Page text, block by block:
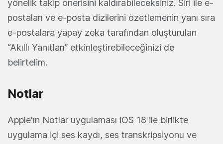
yönelik takip önerisini kaldırabileceksiniz. Siri ile e-
postaları ve e-posta dizilerini özetlemenin yanı sıra
e-postalara yapay zeka tarafından oluşturulan
“Akıllı Yanıtları” etkinleştirebileceğinizi de
belirtelim.
Notlar
Apple'ın Notlar uygulaması iOS 18 ile birlikte
uygulama içi ses kaydı, ses transkripsiyonu ve